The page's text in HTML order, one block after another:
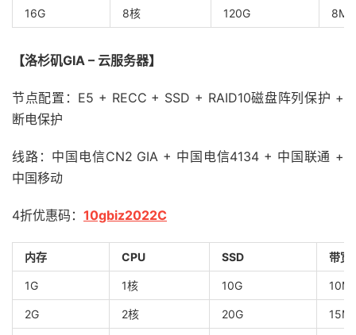
16G 8核 120G 8M
【洛杉矶GIA – 云服务器】
节点配置：E5 + RECC + SSD + RAID10磁盘阵列保护 +
断电保护
线路：中国电信CN2 GIA + 中国电信4134 + 中国联通 +
中国移动
4折优惠码： 10gbiz2022C
内存 CPU SSD 带宽
1G 1核 10G 10M
2G 2核 20G 15M